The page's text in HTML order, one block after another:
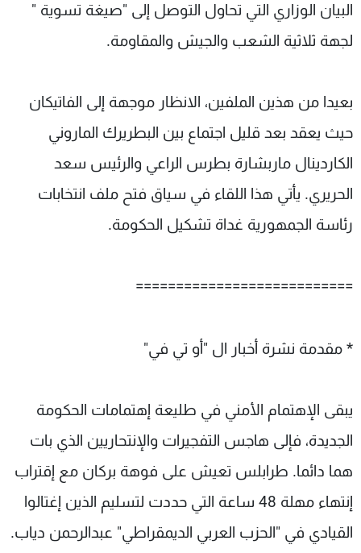
البيان الوزاري التي تحاول التوصل إلى "صيغة تسوية "
لجهة ثلاثية الشعب والجيش والمقاومة.
بعيدا من هذين الملفين، الانظار موجهة إلى الفاتيكان
حيث يعقد بعد قليل اجتماع بين البطريرك الماروني
الكاردينال ماربشارة بطرس الراعي والرئيس سعد
الحريري. يأتي هذا اللقاء في سياق فتح ملف انتخابات
رئاسة الجمهورية غداة تشكيل الحكومة.
===========================
* مقدمة نشرة أخبار ال "أو تي في"
يبقى الإهتمام الأمني في طليعة إهتمامات الحكومة
الجديدة، فإلى هاجس التفجيرات والإنتحاريين الذي بات
هما دائما. طرابلس تعيش على فوهة بركان مع إقتراب
إنتهاء مهلة 48 ساعة التي حددت لتسليم الذين إغتالوا
القيادي في "الحزب العربي الديمقراطي" عبدالرحمن دياب.